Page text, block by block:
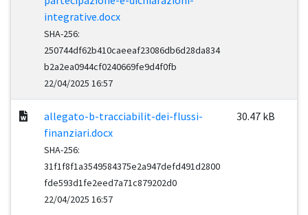
integrative.docx
SHA-256:
250744df62b410caeeaf23086db6d28da834
b2a2ea0944cf0240669fe9d4f0fb
22/04/2025 16:57
allegato-b-tracciabilit-dei-flussi-
finanziari.docx
SHA-256:
31f1f8f1a3549584375e2a947defd491d2800
fde593d1fe2eed7a71c879202d0
22/04/2025 16:57
30.47 kB